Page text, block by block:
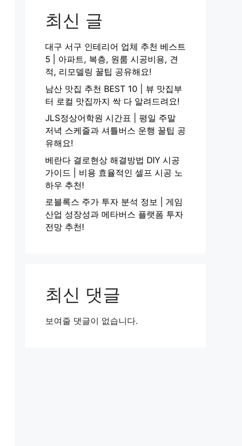
최신 글
대구 서구 인테리어 업체 추천 베스트
5 | 아파트, 복층, 원룸 시공비용, 견
적, 리모델링 꿀팁 공유해요!
남산 맛집 추천 BEST 10 | 뷰 맛집부
터 로컬 맛집까지 싹 다 알려드려요!
JLS정상어학원 시간표 | 평일 주말
저녁 스케줄과 셔틀버스 운행 꿀팁 공
유해요!
베란다 결로현상 해결방법 DIY 시공
가이드 | 비용 효율적인 셀프 시공 노
하우 추천!
로블록스 주가 투자 분석 정보 | 게임
산업 성장성과 메타버스 플랫폼 투자
전망 추천!
최신 댓글
보여줄 댓글이 없습니다.